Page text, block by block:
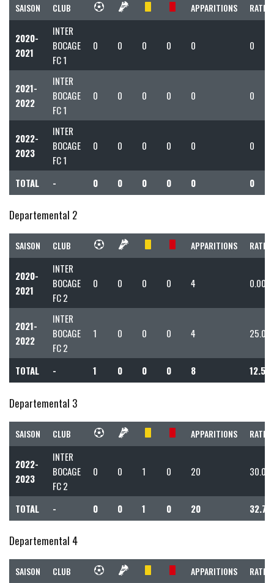
SAISON CLUB APPARITIONS RATIO
2020-
2021
INTER
BOCAGE
FC 1
0 0 0 0 0 0
2021-
2022
INTER
BOCAGE
FC 1
0 0 0 0 0 0
2022-
2023
INTER
BOCAGE
FC 1
0 0 0 0 0 0
TOTAL - 0 0 0 0 0 0
Departemental 2
SAISON CLUB APPARITIONS RATIO
2020-
2021
INTER
BOCAGE
FC 2
0 0 0 0 4 0.00
2021-
2022
INTER
BOCAGE
FC 2
1 0 0 0 4 25.00
TOTAL - 1 0 0 0 8 12.50
Departemental 3
SAISON CLUB APPARITIONS RATIO
2022-
2023
INTER
BOCAGE
FC 2
0 0 1 0 20 30.00
TOTAL - 0 0 1 0 20 32.73
Departemental 4
SAISON CLUB APPARITIONS RATIO